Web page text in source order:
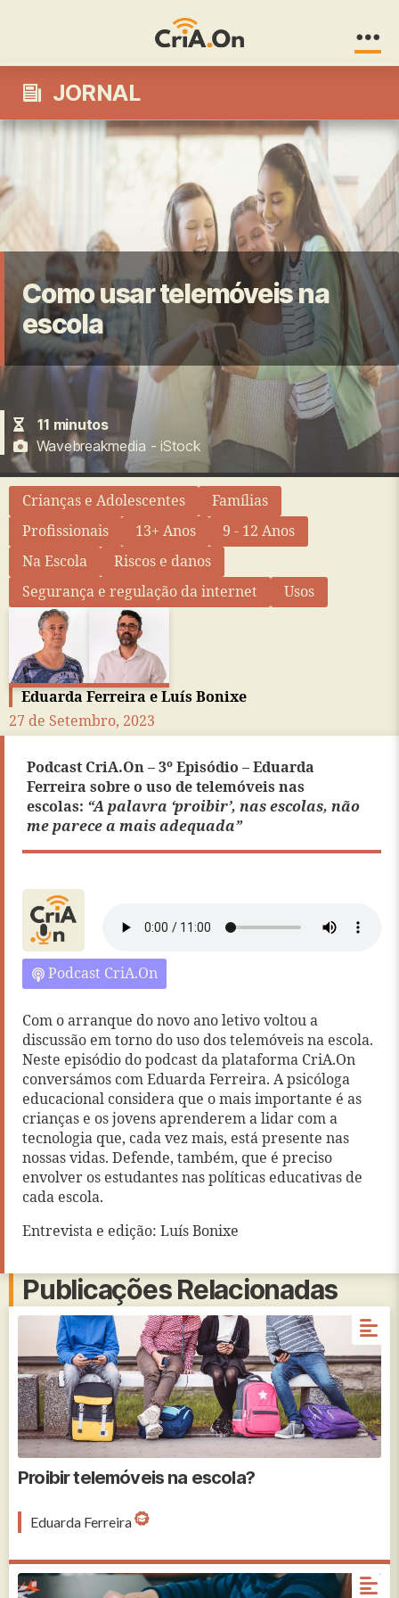
JORNAL
Smiling schoolgirls using mobile phone in corridor at
school
Como usar telemóveis na
escola
11 minutos
Wavebreakmedia - iStock
Crianças e Adolescentes
Famílias
Profissionais
13+ Anos
9 - 12 Anos
Na Escola
Riscos e danos
Segurança e regulação da internet
Usos
Eduarda Ferreira e Luís Bonixe
27 de Setembro, 2023
Podcast CriA.On – 3º Episódio – Eduarda
Ferreira sobre o uso de telemóveis nas
escolas: “A palavra ‘proibir’, nas escolas, não
me parece a mais adequada”
Podcast CriA.On
Com o arranque do novo ano letivo voltou a
discussão em torno do uso dos telemóveis na escola.
Neste episódio do podcast da plataforma CriA.On
conversámos com Eduarda Ferreira. A psicóloga
educacional considera que o mais importante é as
crianças e os jovens aprenderem a lidar com a
tecnologia que, cada vez mais, está presente nas
nossas vidas. Defende, também, que é preciso
envolver os estudantes nas políticas educativas de
cada escola.
Entrevista e edição: Luís Bonixe
Publicações Relacionadas
Children with rucksacks sitting on the bench in
the park near the school. Human relationships.
Young generation.
Proibir telemóveis na escola?
Eduarda Ferreira